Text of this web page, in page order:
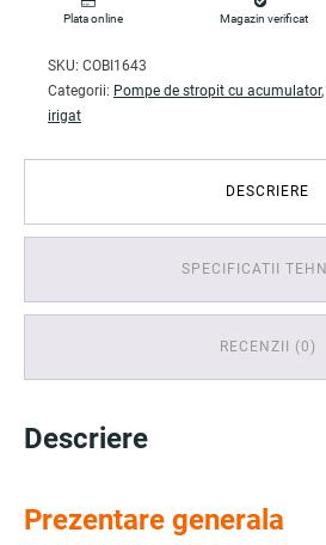
Plata online Magazin verificat
SKU: COBI1643
Categorii: Pompe de stropit cu acumulator,
irigat
DESCRIERE
SPECIFICATII
RECENZII (0)
Descriere
Prezentare generala